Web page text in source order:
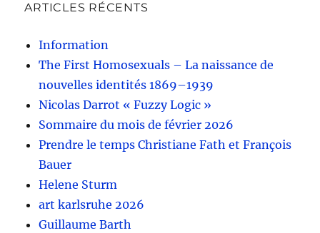
ARTICLES RÉCENTS
Information
The First Homosexuals – La naissance de
nouvelles identités 1869–1939
Nicolas Darrot « Fuzzy Logic »
Sommaire du mois de février 2026
Prendre le temps Christiane Fath et François
Bauer
Helene Sturm
art karlsruhe 2026
Guillaume Barth